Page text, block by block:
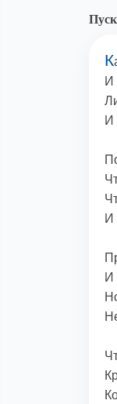
К
И
И
И
И